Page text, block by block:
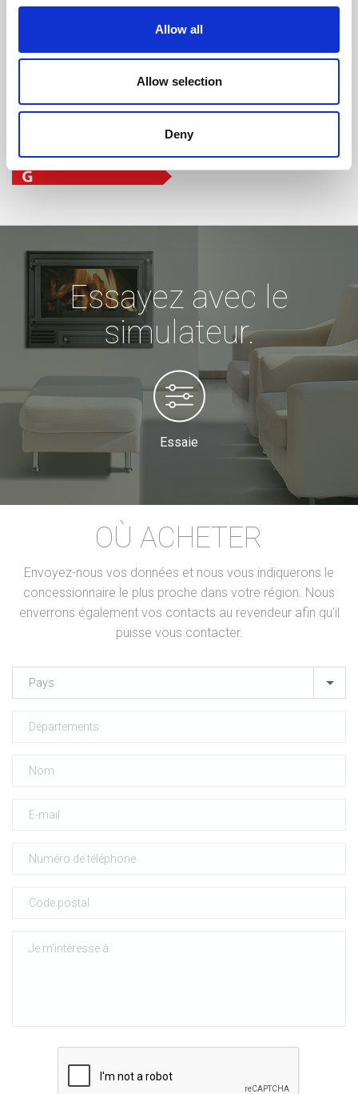
Allow all
Allow selection
Deny
Essayez avec le
simulateur.
Essaie
OÙ ACHETER
Envoyez-nous vos données et nous vous indiquerons le
concessionnaire le plus proche dans votre région. Nous
enverrons également vos contacts au revendeur afin qu'il
puisse vous contacter.
Pays